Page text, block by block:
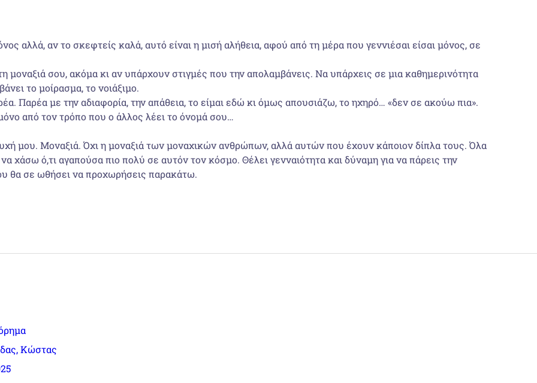
αλλά, αν το σκεφτείς καλά, αυτό είναι η μισή αλήθεια, αφού από τη μέρα που γεννιέσαι είσαι μόνος, σε
μοναξιά σου, ακόμα κι αν υπάρχουν στιγμές που την απολαμβάνεις. Να υπάρχεις σε μια καθημερινότητα
το μοίρασμα, το νοιάξιμο.
Παρέα με την αδιαφορία, την απάθεια, το είμαι εδώ κι όμως απουσιάζω, το ηχηρό… «δεν σε ακούω πια».
από τον τρόπο που ο άλλος λέει το όνομά σου…
μου. Μοναξιά. Όχι η μοναξιά των μοναχικών ανθρώπων, αλλά αυτών που έχουν κάποιον δίπλα τους. Όλα
χάσω ό,τι αγαπούσα πιο πολύ σε αυτόν τον κόσμο. Θέλει γενναιότητα και δύναμη για να πάρεις την
θα σε ωθήσει να προχωρήσεις παρακάτω.
Κώστας